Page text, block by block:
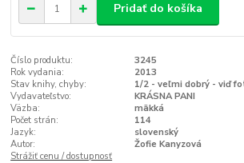
Pridať do košíka
Číslo produktu:
3245
Rok vydania:
2013
Stav knihy, chyby:
1/2 - veľmi dobrý - viď
Vydavateľstvo:
KRÁSNA PANI
Väzba:
mäkká
Počet strán:
114
Jazyk:
slovenský
Autor:
Žofie Kanyzová
Strážiť cenu / dostupnosť